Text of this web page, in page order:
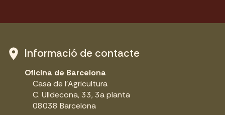
Informació de contacte
Oficina de Barcelona
Casa de l'Agricultura
C. Ulldecona, 33, 3a planta
08038 Barcelona